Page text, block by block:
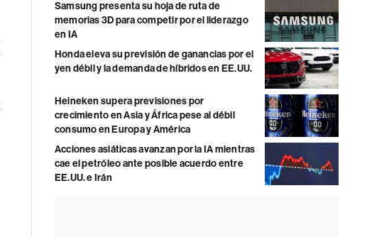
Samsung presenta su hoja de ruta de
memorias 3D para competir por el liderazgo
en IA
Honda eleva su previsión de ganancias por el
yen débil y la demanda de híbridos en EE.UU.
Heineken supera previsiones por
crecimiento en Asia y África pese al débil
consumo en Europa y América
Acciones asiáticas avanzan por la IA mientras
cae el petróleo ante posible acuerdo entre
EE.UU. e Irán